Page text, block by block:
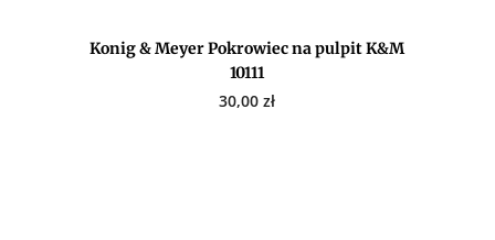
Konig & Meyer Pokrowiec na pulpit K&M
10111
30,00zł